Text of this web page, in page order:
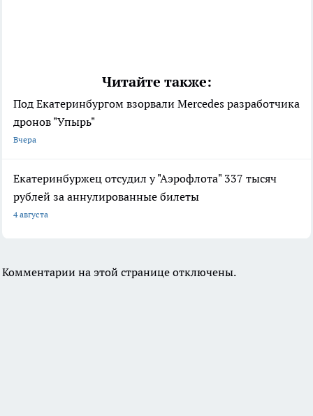
Читайте также:
Под Екатеринбургом взорвали Mercedes разработчика
дронов "Упырь"
Вчера
Екатеринбуржец отсудил у "Аэрофлота" 337 тысяч
рублей за аннулированные билеты
4 августа
Комментарии на этой странице отключены.